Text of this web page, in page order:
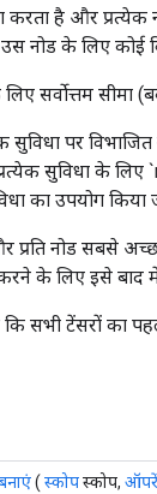
है और प्रत्येक
नोड के लिए कोई
सर्वोत्तम
पर
सुविधा के
का उपयोग किया
नोड सबसे
के लिए इसे
सभी टेंसरों का
( स्कोपस्कोप,